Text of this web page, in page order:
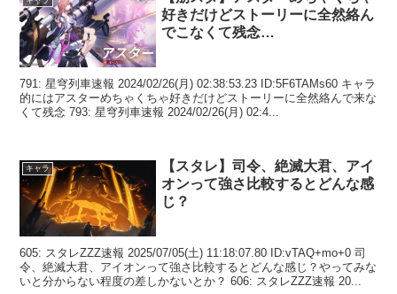
好きだけどストーリーに全然絡ん
でこなくて残念…
791: 星穹列車速報 2024/02/26(月) 02:38:53.23 ID:5F6TAMs60 キャラ
的にはアスターめちゃくちゃ好きだけどストーリーに全然絡んで来な
くて残念 793: 星穹列車速報 2024/02/26(月) 02:4...
キャラ
【スタレ】司令、絶滅大君、アイ
オンって強さ比較するとどんな感
じ？
605: スタレZZZ速報 2025/07/05(土) 11:18:07.80 ID:vTAQ+mo+0 司
令、絶滅大君、アイオンって強さ比較するとどんな感じ？やってみな
いと分からない程度の差しかないとか？ 606: スタレZZZ速報 20...